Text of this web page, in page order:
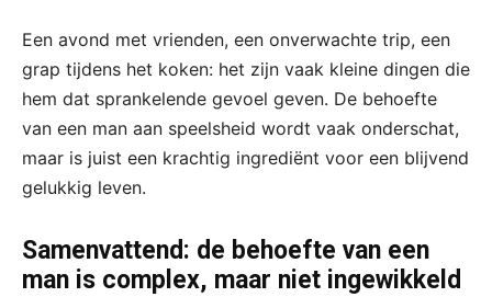
Een avond met vrienden, een onverwachte trip, een
grap tijdens het koken: het zijn vaak kleine dingen die
hem dat sprankelende gevoel geven. De behoefte
van een man aan speelsheid wordt vaak onderschat,
maar is juist een krachtig ingrediënt voor een blijvend
gelukkig leven.
Samenvattend: de behoefte van een
man is complex, maar niet ingewikkeld